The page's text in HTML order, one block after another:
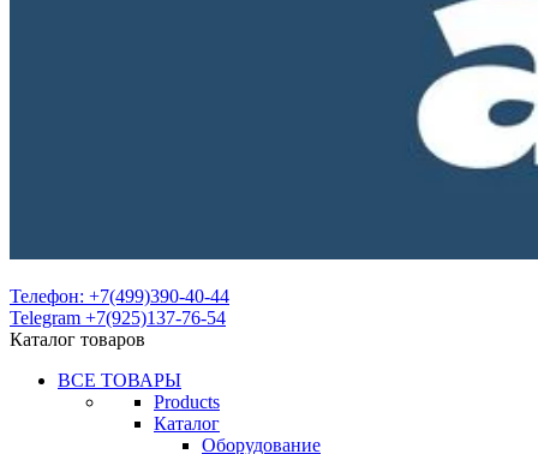
Телефон: +7(499)390-40-44
Telegram +7(925)137-76-54
Каталог товаров
ВСЕ ТОВАРЫ
Products
Каталог
Оборудование